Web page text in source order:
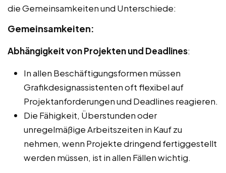
die Gemeinsamkeiten und Unterschiede:
Gemeinsamkeiten:
Abhängigkeit von Projekten und Deadlines:
In allen Beschäftigungsformen müssen
Grafikdesignassistenten oft flexibel auf
Projektanforderungen und Deadlines reagieren.
Die Fähigkeit, Überstunden oder
unregelmäßige Arbeitszeiten in Kauf zu
nehmen, wenn Projekte dringend fertiggestellt
werden müssen, ist in allen Fällen wichtig.